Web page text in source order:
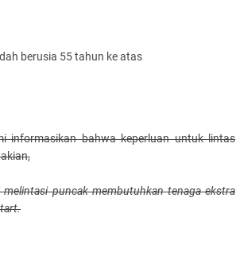
berusia 55 tahun ke atas
informasikan bahwa keperluan untuk lintas
puncak membutuhkan tenaga ekstra